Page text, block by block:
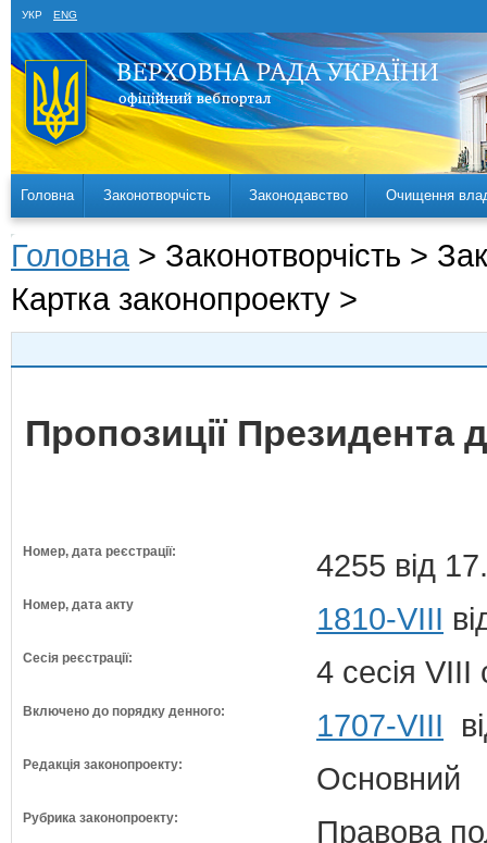
УКР ENG
Головна Законотворчість Законодавство Очищення
Головна > Законотворчість >
Картка законопроекту >
Пропозиції Президента
Номер, дата реєстрації: 4255 від
Номер, дата акту 1810-VIII
Сесія реєстрації: 4 сесія VIII
Включено до порядку денного: 1707-VIII
Редакція законопроекту: Основний
Рубрика законопроекту: Правова